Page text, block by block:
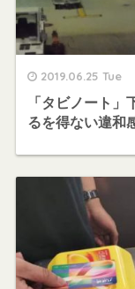
2019.06.25 Tue
「タビノート
るを得ない違和